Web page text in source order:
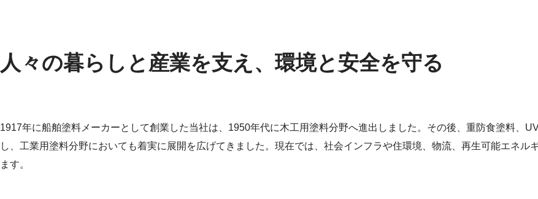
人々の暮らしと産業を支え、環境と安全を守る
1917年に船舶塗料メーカーとして創業した当社は、1950年代に木工用塗料分野へ進出しました。その後、重防食塗料、
し、工業用塗料分野においても着実に展開を広げてきました。現在では、社会インフラや住環境、物流、再生可能エネル
ます。